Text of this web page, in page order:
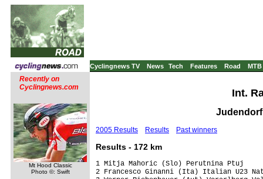
Cyclingnews TV News Tech Features Road MTB
Recently on
Cyclingnews.com
Mt Hood Classic
Photo ©: Swift
Int.
2005 Results Results Past winners
Results - 172 km
1 Mitja Mahoric (Slo) Perutnina
2 Francesco Ginanni (Ita) Italian U23